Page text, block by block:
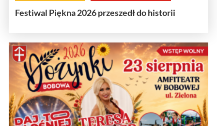
Festiwal Piękna 2026 przeszedł do historii